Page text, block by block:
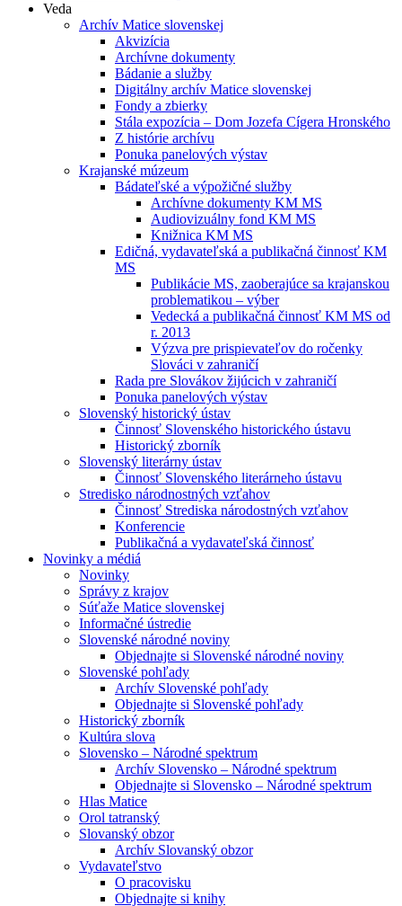
Veda
Archív Matice slovenskej
Akvizícia
Archívne dokumenty
Bádanie a služby
Digitálny archív Matice slovenskej
Fondy a zbierky
Stála expozícia – Dom Jozefa Cígera Hronského
Z histórie archívu
Ponuka panelových výstav
Krajanské múzeum
Bádateľské a výpožičné služby
Archívne dokumenty KM MS
Audiovizuálny fond KM MS
Knižnica KM MS
Edičná, vydavateľská a publikačná činnosť KM
MS
Publikácie MS, zaoberajúce sa krajanskou
problematikou – výber
Vedecká a publikačná činnosť KM MS od
r. 2013
Výzva pre prispievateľov do ročenky
Slováci v zahraničí
Rada pre Slovákov žijúcich v zahraničí
Ponuka panelových výstav
Slovenský historický ústav
Činnosť Slovenského historického ústavu
Historický zborník
Slovenský literárny ústav
Činnosť Slovenského literárneho ústavu
Stredisko národnostných vzťahov
Činnosť Strediska národostných vzťahov
Konferencie
Publikačná a vydavateľská činnosť
Novinky a médiá
Novinky
Správy z krajov
Súťaže Matice slovenskej
Informačné ústredie
Slovenské národné noviny
Objednajte si Slovenské národné noviny
Slovenské pohľady
Archív Slovenské pohľady
Objednajte si Slovenské pohľady
Historický zborník
Kultúra slova
Slovensko – Národné spektrum
Archív Slovensko – Národné spektrum
Objednajte si Slovensko – Národné spektrum
Hlas Matice
Orol tatranský
Slovanský obzor
Archív Slovanský obzor
Vydavateľstvo
O pracovisku
Objednajte si knihy